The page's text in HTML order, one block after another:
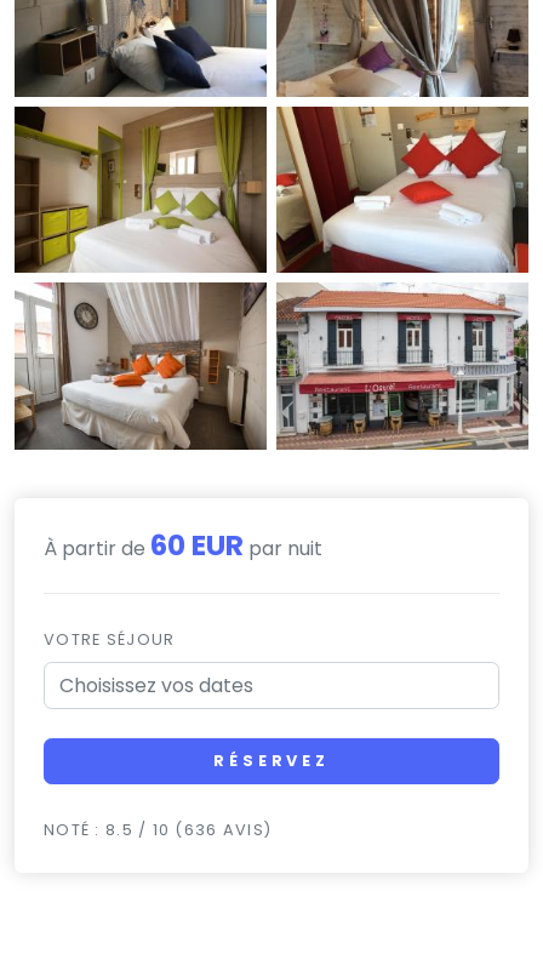
À partir de 60 EUR par nuit
VOTRE SÉJOUR
RÉSERVEZ
NOTÉ : 8.5 / 10 (636 AVIS)